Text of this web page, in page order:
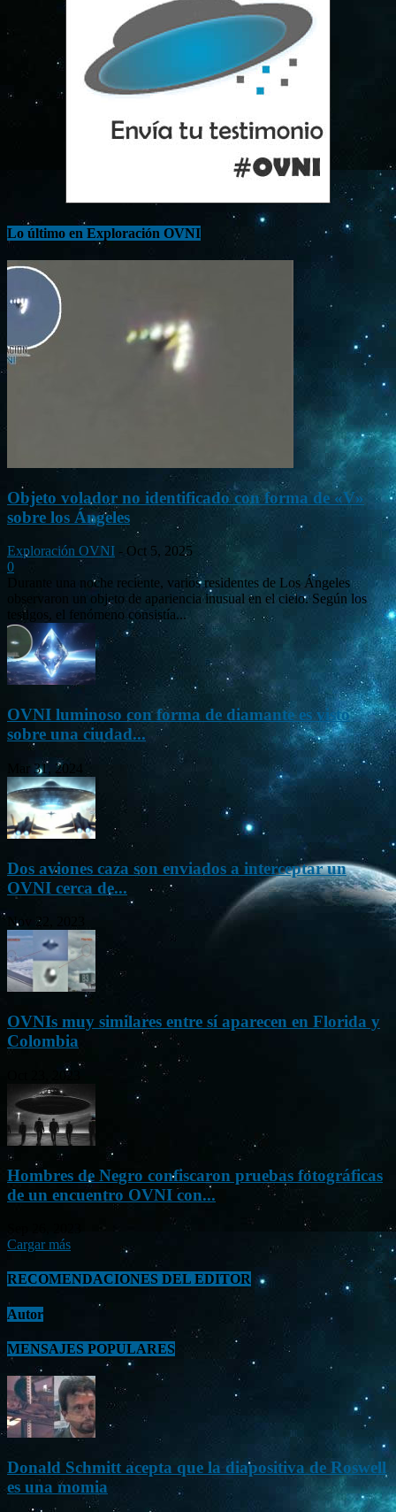
Lo último en Exploración OVNI
Objeto volador no identificado con forma de «V»
sobre los Ángeles
Exploración OVNI - Oct 5, 2025
0
Durante una noche reciente, varios residentes de Los Ángeles
observaron un objeto de apariencia inusual en el cielo. Según los
testigos, el fenómeno consistía...
OVNI luminoso con forma de diamante es visto
sobre una ciudad...
Mar 31, 2024
Dos aviones caza son enviados a interceptar un
OVNI cerca de...
Nov 22, 2023
OVNIs muy similares entre sí aparecen en Florida y
Colombia
Oct 23, 2023
Hombres de Negro confiscaron pruebas fotográficas
de un encuentro OVNI con...
Cargar más
RECOMENDACIONES DEL EDITOR
Autor
MENSAJES POPULARES
Donald Schmitt acepta que la diapositiva de Roswell
es una momia